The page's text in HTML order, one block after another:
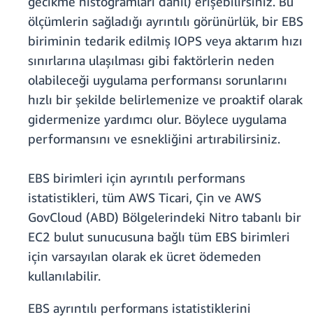
ölçümlerin sağladığı ayrıntılı görünürlük, bir EBS
biriminin tedarik edilmiş IOPS veya aktarım hızı
sınırlarına ulaşılması gibi faktörlerin neden
olabileceği uygulama performansı sorunlarını
hızlı bir şekilde belirlemenize ve proaktif olarak
gidermenize yardımcı olur. Böylece uygulama
performansını ve esnekliğini artırabilirsiniz.
EBS birimleri için ayrıntılı performans
istatistikleri, tüm AWS Ticari, Çin ve AWS
GovCloud (ABD) Bölgelerindeki Nitro tabanlı bir
EC2 bulut sunucusuna bağlı tüm EBS birimleri
için varsayılan olarak ek ücret ödemeden
kullanılabilir.
EBS ayrıntılı performans istatistiklerini